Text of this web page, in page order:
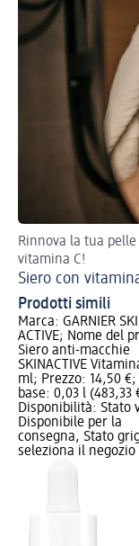
Rinnova la tua
vitamina C!
Siero con
Prodotti simili
Marca: GARNIER
ACTIVE; Nome del
Siero anti-macchie
SKINACTIVE
ml; Prezzo: 14,50 €;
base: 0,03 l (483,33
Disponibilità: Stato
Disponibile per la
consegna, Stato
seleziona il negozio